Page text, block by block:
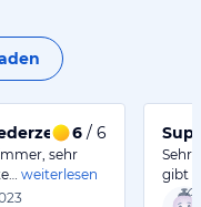
wieder!
6 / 6
sehr
weiterlesen
Sehr
gibt